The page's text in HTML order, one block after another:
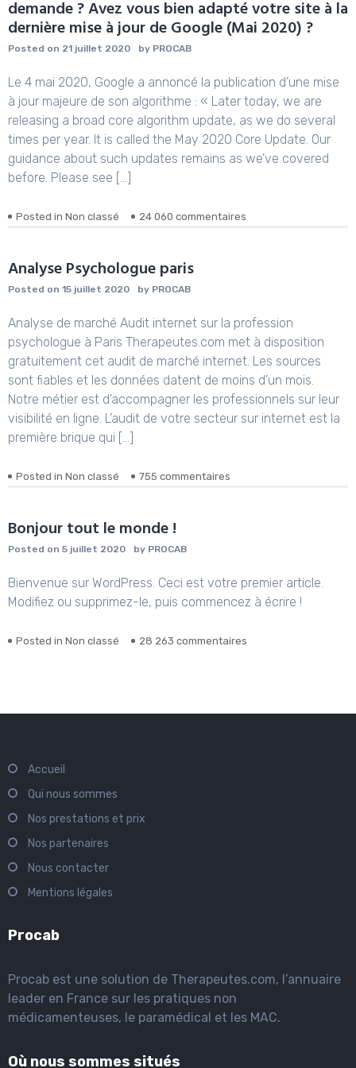
demande ? Avez vous bien adapté votre site à la
dernière mise à jour de Google (Mai 2020) ?
Posted on 21 juillet 2020 by PROCAB
Le 4 mai 2020, Google a annoncé la publication d’une mise
à jour majeure de son algorithme : « Later today, we are
releasing a broad core algorithm update, as we do several
times per year. It is called the May 2020 Core Update. Our
guidance about such updates remains as we’ve covered
before. Please see […]
Posted in Non classé 24 060 commentaires
demande
?
vous
bien
adapté
votre
site
2020)
Analyse Psychologue paris
Posted on 15 juillet 2020 by PROCAB
Analyse de marché Audit internet sur la profession
psychologue à Paris Therapeutes.com met à disposition
gratuitement cet audit de marché internet. Les sources
sont fiables et les données datent de moins d’un mois.
Notre métier est d’accompagner les professionnels sur leur
visibilité en ligne. L’audit de votre secteur sur internet est la
première brique qui […]
Posted in Non classé 755 commentaires
Bonjour tout le monde !
Posted on 5 juillet 2020 by PROCAB
Bienvenue sur WordPress. Ceci est votre premier article.
Modifiez ou supprimez-le, puis commencez à écrire !
Posted in Non classé 28 263 commentaires
Accueil
Qui nous sommes
Nos prestations et prix
Nos partenaires
Nous contacter
Mentions légales
Procab
Procab est une solution de Therapeutes.com, l’annuaire
leader en France sur les pratiques non
médicamenteuses, le paramédical et les MAC.
Où nous sommes situés